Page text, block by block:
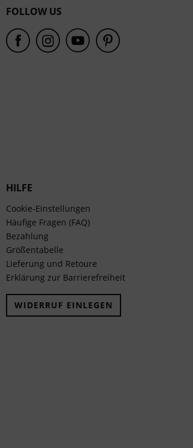
FOLLOW US
HILFE
Cookie-Einstellungen
Häufige Fragen (FAQ)
Bezahlung
Größentabelle
Lieferung und Retoure
Erklärung zur Barrierefreiheit
WIDERRUF EINLEGEN